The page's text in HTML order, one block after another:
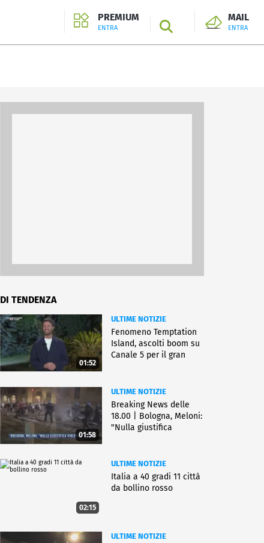
PREMIUM
ENTRA SEARCH
MAIL
ENTRA
DI TENDENZA
01:52
ULTIME NOTIZIE
Fenomeno Temptation
Island, ascolti boom su
Canale 5 per il gran
01:58
ULTIME NOTIZIE
Breaking News delle
18.00 | Bologna, Meloni:
"Nulla giustifica
02:15
ULTIME NOTIZIE
Italia a 40 gradi 11 città
da bollino rosso
ULTIME NOTIZIE